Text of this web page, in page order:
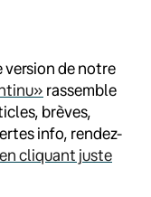
version de notre
rassemble
brèves,
info, rendez-
en cliquant juste